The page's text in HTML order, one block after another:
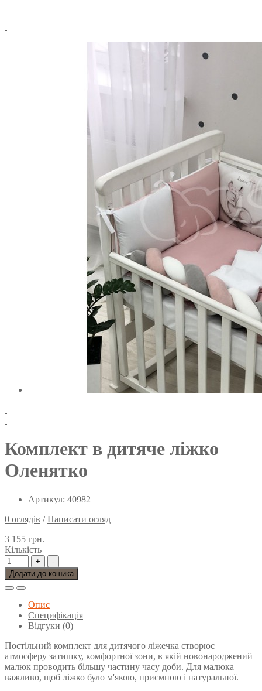
Комплект в дитяче ліжко
Оленятко
Артикул: 40982
0 оглядів /Написати огляд
3 155 грн.
Кількість
+
-
Додати до кошика
Опис
Специфікація
Відгуки (0)
Постільний комплект для дитячого ліжечка створює
атмосферу затишку, комфортної зони, в якій новонароджений
малюк проводить більшу частину часу доби. Для малюка
важливо, щоб ліжко було м'якою, приємною і натуральної.